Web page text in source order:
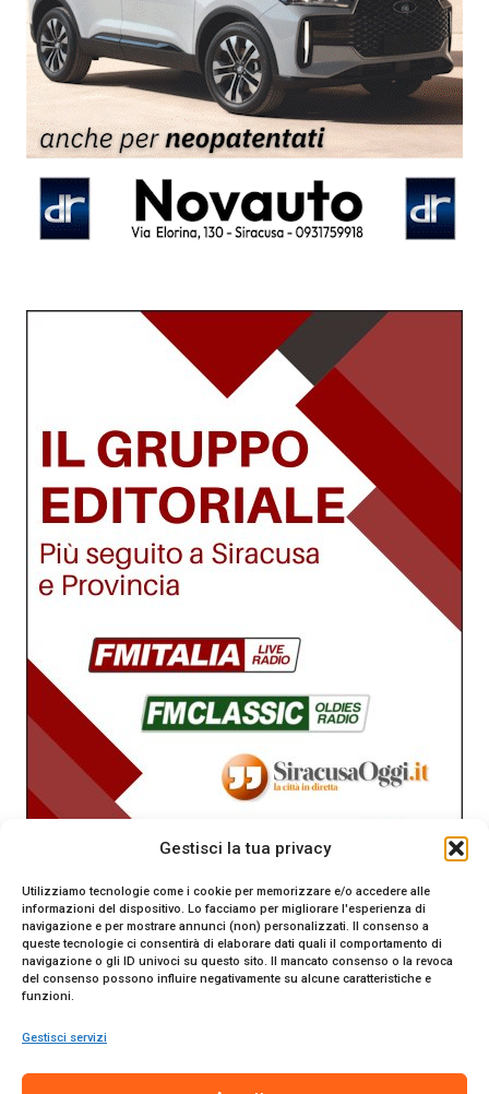
Gestisci la tua privacy
Utilizziamo tecnologie come i cookie per memorizzare e/o accedere alle
informazioni del dispositivo. Lo facciamo per migliorare l'esperienza di
navigazione e per mostrare annunci (non) personalizzati. Il consenso a
queste tecnologie ci consentirà di elaborare dati quali il comportamento di
navigazione o gli ID univoci su questo sito. Il mancato consenso o la revoca
del consenso possono influire negativamente su alcune caratteristiche e
funzioni.
Gestisci servizi